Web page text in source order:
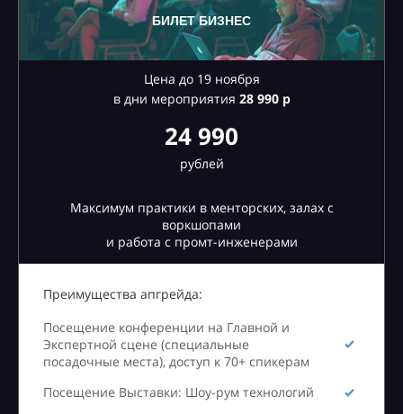
БИЛЕТ БИЗНЕС
Цена до 19 ноября
в дни мероприятия 28990 р
24 990
рублей
Максимум практики в менторских, залах с
воркшопами
и работа с промт-инженерами
Преимущества апгрейда:
Посещение конференции на Главной и
Экспертной сцене (специальные
посадочные места), доступ к 70+ спикерам
Посещение Выставки: Шоу-рум технологий